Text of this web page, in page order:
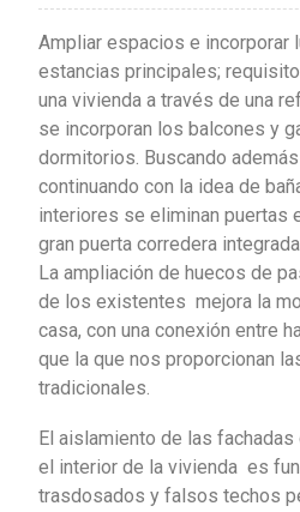
Ampliar espacios e incorporar
estancias principales;
una vivienda a través de una
se incorporan los balcones y
dormitorios. Buscando
continuando con la idea de
interiores se eliminan puertas
gran puerta corredera
La ampliación de huecos de
de los existentes mejora la
casa, con una conexión entre
que la que nos proporcionan
tradicionales.
El aislamiento de las fachadas
el interior de la vivienda es
trasdosados y falsos techos